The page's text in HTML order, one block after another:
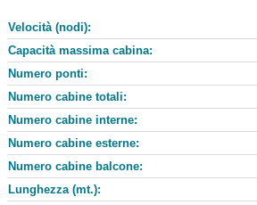
Velocità (nodi):
Capacità massima cabina:
Numero ponti:
Numero cabine totali:
Numero cabine interne:
Numero cabine esterne:
Numero cabine balcone:
Lunghezza (mt.):